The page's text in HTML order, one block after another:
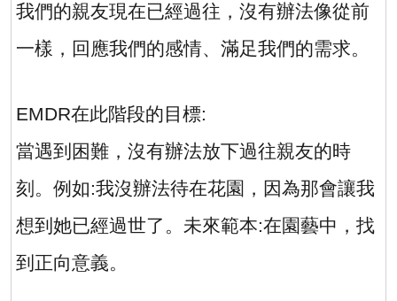
我們的親友現在已經過往，沒有辦法像從前
一樣，回應我們的感情、滿足我們的需求。
EMDR在此階段的目標:
當遇到困難，沒有辦法放下過往親友的時
刻。例如:我沒辦法待在花園，因為那會讓我
想到她已經過世了。未來範本:在園藝中，找
到正向意義。